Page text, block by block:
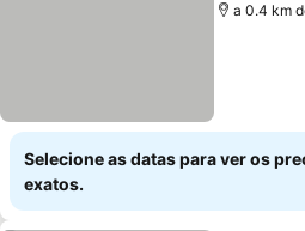
a 0.4 km
Selecione as datas para ver os
exatos.